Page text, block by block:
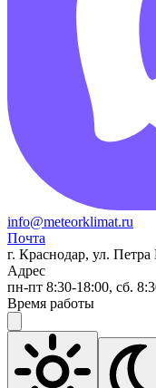
info@meteorklimat.ru
Почта
г. Краснодар, ул.
Адрес
пн-пт 8:30-18:00, сб.
Время работы